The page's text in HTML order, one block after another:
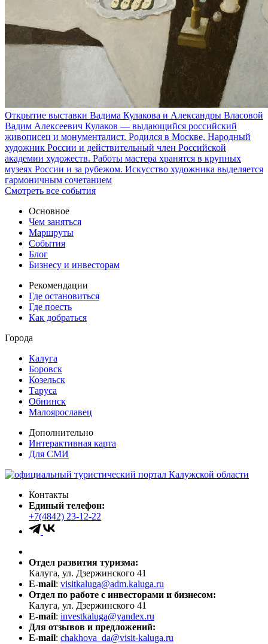
Открытие выставки Вадима Кулакова и Александры Власовой
Вадим Алексеевич Кулаков — выдающийся российский
живописец и монументалист. Родился в Москве, Народный
художник России и действительный член Российской
академии художеств. Работы мастера хранятся в крупных
музеях России и за рубежом. Искусство художника выделяется
гармоничным сочетанием
Смотреть все события
Основное
Чем заняться
Маршруты
События
Блог
Бизнесу и инвесторам
Рекомендации
Где остановиться
Где поесть
Как добраться
Города
Калуга
Боровск
Козельск
Таруса
Обнинск
Малоярославец
Дополнительно
Интерактивная карта
Для СМИ
Контакты
Единый телефон:
+7(4842) 23-12-22
Отдел развития туризма:
Калуга, ул. Дзержинского 41
E-mail: visitkaluga@adm.kaluga.ru
Отдел по работе с инвесторами и бизнесом:
Калуга, ул. Дзержинского 41
E-mail: investkaluga@yandex.ru
Для отзывов и предложений:
E-mail: chakhova_da@visit-kaluga.ru